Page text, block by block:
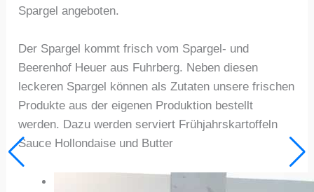
Spargel angeboten.
Der Spargel kommt frisch vom Spargel- und
Beerenhof Heuer aus Fuhrberg. Neben diesen
leckeren Spargel können als Zutaten unsere frischen
Produkte aus der eigenen Produktion bestellt
werden. Dazu werden serviert Frühjahrskartoffeln
Sauce Hollondaise und Butter